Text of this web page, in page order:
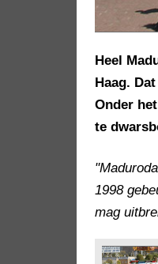
Heel
Haag.
Onder
te
1998
mag